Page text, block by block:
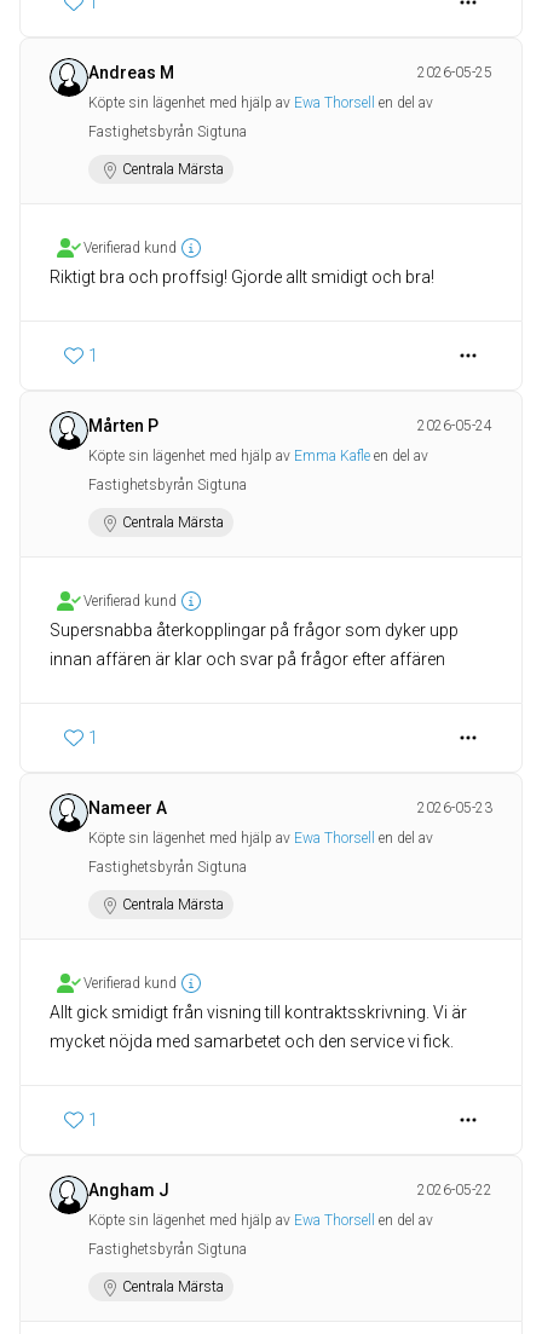
Andreas M
2026-05-25
Köpte sin lägenhet med hjälp av Ewa Thorsell
en del av
Fastighetsbyrån Sigtuna
Centrala Märsta
Verifierad kund
Riktigt bra och proffsig! Gjorde allt smidigt och bra!
1
Mårten P
2026-05-24
Köpte sin lägenhet med hjälp av Emma Kafle en del av
Fastighetsbyrån Sigtuna
Centrala Märsta
Verifierad kund
Supersnabba återkopplingar på frågor som dyker upp
innan affären är klar och svar på frågor efter affären
1
Nameer A
2026-05-23
Köpte sin lägenhet med hjälp av Ewa Thorsell
en del av
Fastighetsbyrån Sigtuna
Centrala Märsta
Verifierad kund
Allt gick smidigt från visning till kontraktsskrivning. Vi är
mycket nöjda med samarbetet och den service vi fick.
1
Angham J
2026-05-22
Köpte sin lägenhet med hjälp av Ewa Thorsell
en del av
Fastighetsbyrån Sigtuna
Centrala Märsta